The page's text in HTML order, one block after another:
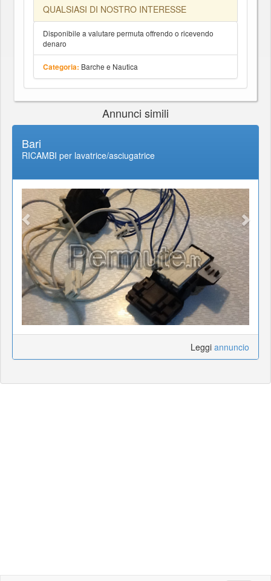
QUALSIASI DI NOSTRO INTERESSE
Disponibile a valutare permuta offrendo o ricevendo
denaro
Categoria: Barche e Nautica
Annunci simili
Bari
RICAMBI per lavatrice/asciugatrice
Leggi annuncio